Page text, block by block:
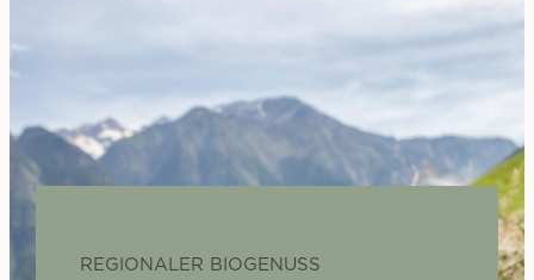
REGIONALER BIOGENUSS